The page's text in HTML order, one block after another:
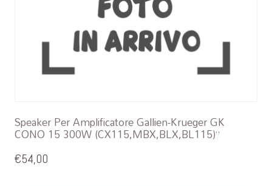
Speaker Per Amplificatore Gallien-Krueger GK
CONO 15 300W (CX115,MBX,BLX,BL115)”
€54,00